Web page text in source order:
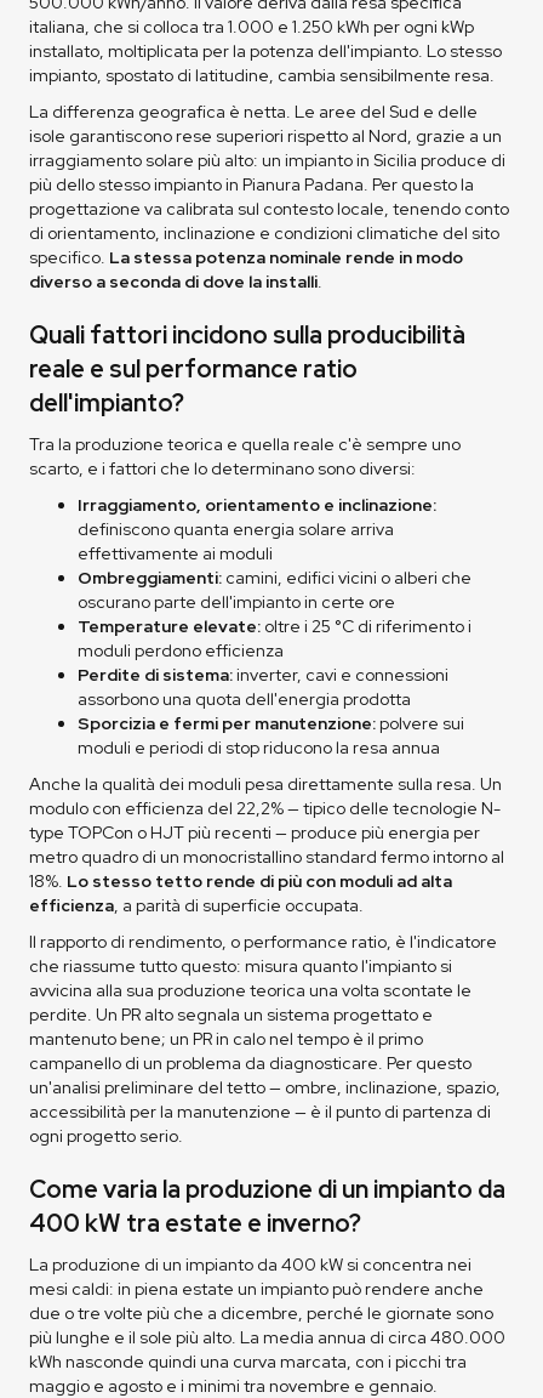
italiana, che si colloca tra 1.000 e 1.250 kWh per ogni kWp
installato, moltiplicata per la potenza dell'impianto. Lo stesso
impianto, spostato di latitudine, cambia sensibilmente resa.
La differenza geografica è netta. Le aree del Sud e delle
isole garantiscono rese superiori rispetto al Nord, grazie a un
irraggiamento solare più alto: un impianto in Sicilia produce di
più dello stesso impianto in Pianura Padana. Per questo la
progettazione va calibrata sul contesto locale, tenendo conto
di orientamento, inclinazione e condizioni climatiche del sito
specifico. La stessa potenza nominale rende in modo
diverso a seconda di dove la installi.
Quali fattori incidono sulla producibilità
reale e sul performance ratio
dell'impianto?
Tra la produzione teorica e quella reale c'è sempre uno
scarto, e i fattori che lo determinano sono diversi:
Irraggiamento, orientamento e inclinazione:
definiscono quanta energia solare arriva
effettivamente ai moduli
Ombreggiamenti: camini, edifici vicini o alberi che
oscurano parte dell'impianto in certe ore
Temperature elevate: oltre i 25 °C di riferimento i
moduli perdono efficienza
Perdite di sistema:inverter, cavi e connessioni
assorbono una quota dell'energia prodotta
Sporcizia e fermi per manutenzione: polvere sui
moduli e periodi di stop riducono la resa annua
Anche la qualità dei moduli pesa direttamente sulla resa. Un
modulo con efficienza del 22,2% — tipico delle tecnologie N-
type TOPCon o HJT più recenti — produce più energia per
metro quadro di un monocristallino standard fermo intorno al
18%. Lo stesso tetto rende di più con moduli ad alta
efficienza, a parità di superficie occupata.
Il rapporto di rendimento, o performance ratio, è l'indicatore
che riassume tutto questo: misura quanto l'impianto si
avvicina alla sua produzione teorica una volta scontate le
perdite. Un PR alto segnala un sistema progettato e
mantenuto bene; un PR in calo nel tempo è il primo
campanello di un problema da diagnosticare. Per questo
un'analisi preliminare del tetto — ombre, inclinazione, spazio,
accessibilità per la manutenzione — è il punto di partenza di
ogni progetto serio.
Come varia la produzione di un impianto da
400 kW tra estate e inverno?
La produzione di un impianto da 400 kW si concentra nei
mesi caldi: in piena estate un impianto può rendere anche
due o tre volte più che a dicembre, perché le giornate sono
più lunghe e il sole più alto. La media annua di circa 480.000
kWh nasconde quindi una curva marcata, con i picchi tra
maggio e agosto e i minimi tra novembre e gennaio.